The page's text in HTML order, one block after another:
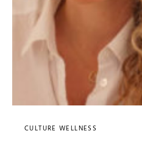
CULTURE WELLNESS